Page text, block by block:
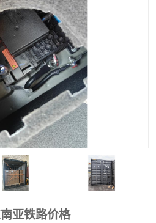
亚铁路价格
中欧班列进口红酒啤酒
马来西亚物流
铁路出口拼箱/整柜